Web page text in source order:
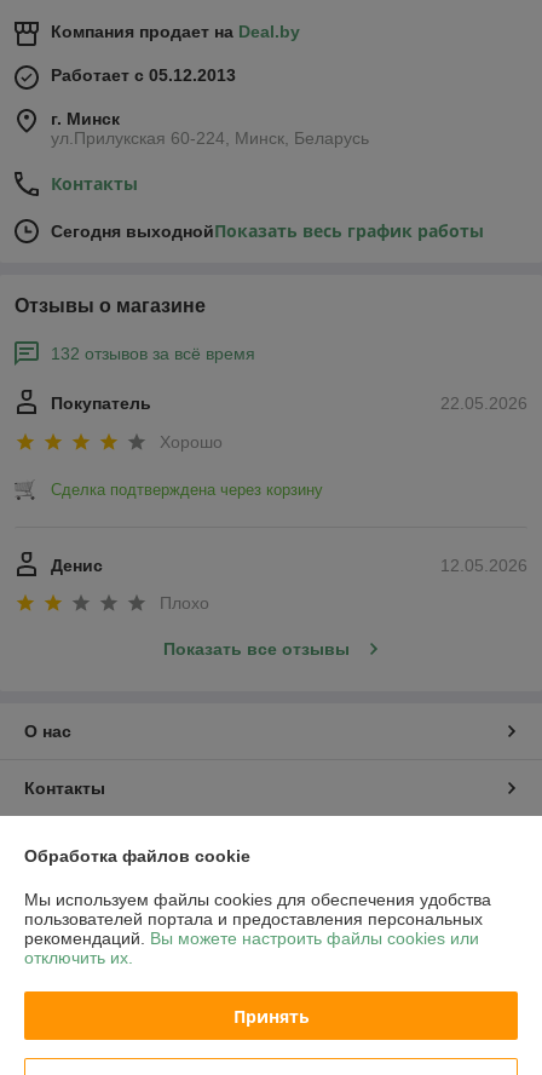
Компания продает на Deal.by
Работает с 05.12.2013
г. Минск
ул.Прилукская 60-224, Минск, Беларусь
Контакты
Сегодня выходнойПоказать весь график работы
Отзывы о магазине
132 отзывов за всё время
22.05.2026
Покупатель
Хорошо
Сделка подтверждена через корзину
12.05.2026
Денис
Плохо
Показать все отзывы
О нас
Контакты
График работы
Полная версия сайта
Политика обработки cookies
Обработка файлов cookie
Мы используем файлы cookies для обеспечения удобства
пользователей портала и предоставления персональных
рекомендаций. Вы можете настроить файлы cookies или
отключить их.
Принять